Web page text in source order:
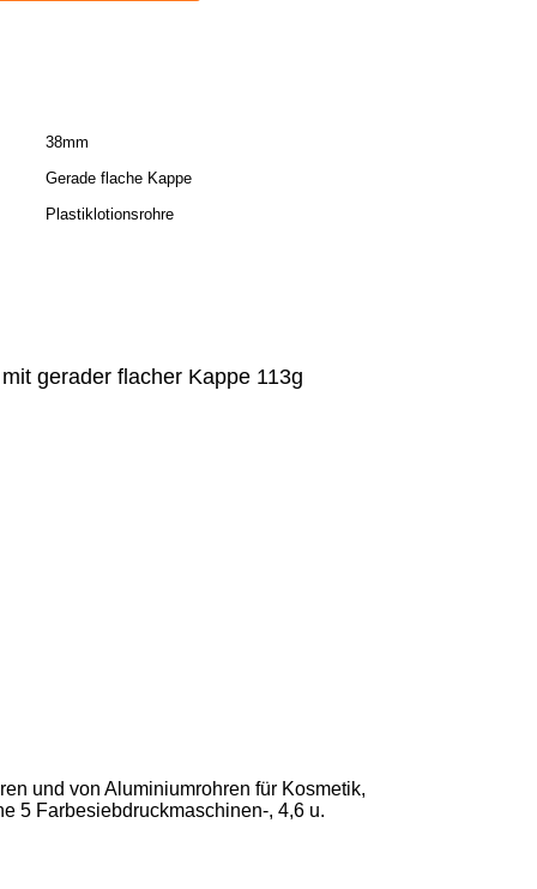
38mm
Gerade flache Kappe
Plastiklotionsrohre
gerader flacher Kappe 113g
und von Aluminiumrohren für Kosmetik,
5 Farbesiebdruckmaschinen-, 4,6 u.